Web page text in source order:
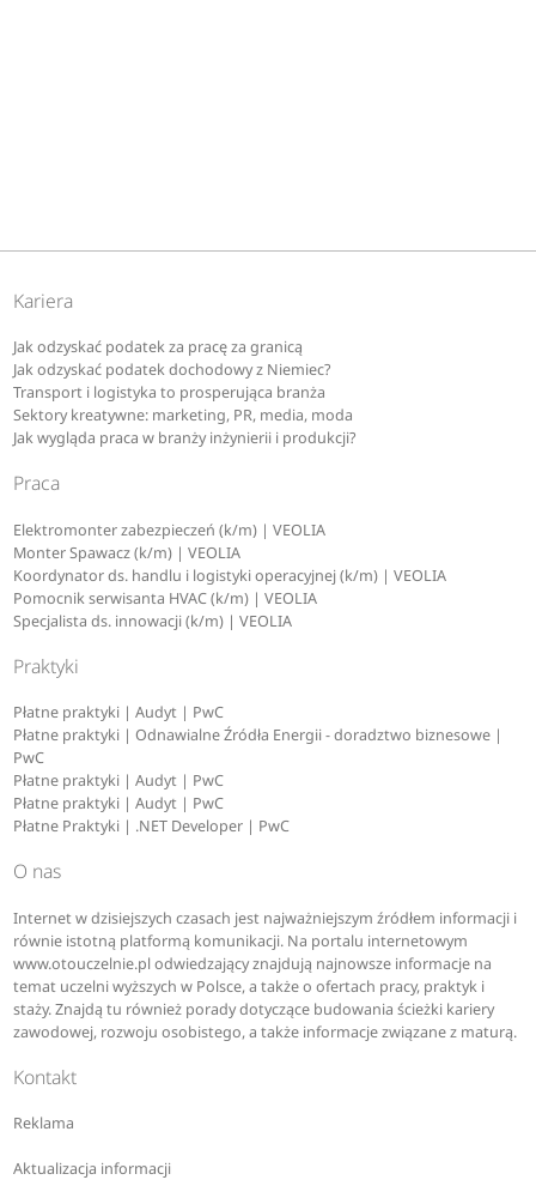
Kariera
Jak odzyskać podatek za pracę za granicą
Jak odzyskać podatek dochodowy z Niemiec?
Transport i logistyka to prosperująca branża
Sektory kreatywne: marketing, PR, media, moda
Jak wygląda praca w branży inżynierii i produkcji?
Praca
Elektromonter zabezpieczeń (k/m) | VEOLIA
Monter Spawacz (k/m) | VEOLIA
Koordynator ds. handlu i logistyki operacyjnej (k/m) | VEOLIA
Pomocnik serwisanta HVAC (k/m) | VEOLIA
Specjalista ds. innowacji (k/m) | VEOLIA
Praktyki
Płatne praktyki | Audyt | PwC
Płatne praktyki | Odnawialne Źródła Energii - doradztwo biznesowe |
PwC
Płatne praktyki | Audyt | PwC
Płatne praktyki | Audyt | PwC
Płatne Praktyki | .NET Developer | PwC
O nas
Internet w dzisiejszych czasach jest najważniejszym źródłem informacji i
równie istotną platformą komunikacji. Na portalu internetowym
www.otouczelnie.pl odwiedzający znajdują najnowsze informacje na
temat uczelni wyższych w Polsce, a także o ofertach pracy, praktyk i
staży. Znajdą tu również porady dotyczące budowania ścieżki kariery
zawodowej, rozwoju osobistego, a także informacje związane z maturą.
Kontakt
Reklama
Aktualizacja informacji